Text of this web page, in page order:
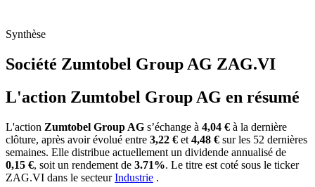
Synthèse
Société Zumtobel Group AG ZAG.VI
L'action Zumtobel Group AG en résumé
L'action Zumtobel Group AG s’échange à 4,04 € à la dernière
clôture, après avoir évolué entre 3,22 € et 4,48 € sur les 52 dernières
semaines. Elle distribue actuellement un dividende annualisé de
0,15 €, soit un rendement de 3.71%. Le titre est coté sous le ticker
ZAG.VI dans le secteurIndustrie .